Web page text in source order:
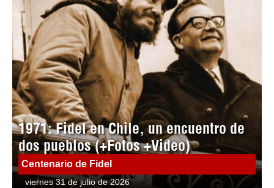
1971: Fidel en Chile, un encuentro de
dos pueblos (+Fotos +Video)
Centenario de Fidel
viernes 31 de julio de 2026